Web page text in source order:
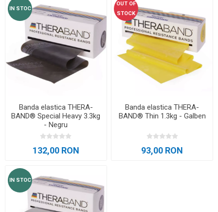
IN STOC
Banda elastica THERA-
BAND® Special Heavy 3.3kg
- Negru
132,00 RON
OUT OF
STOCK
Banda elastica THERA-
BAND® Thin 1.3kg - Galben
93,00 RON
IN STOC